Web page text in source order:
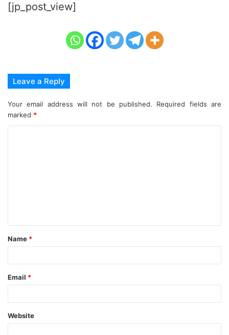
[jp_post_view]
Leave a Reply
Your email address will not be published.
Required fields are
marked *
t
*
Name *
Email *
Website